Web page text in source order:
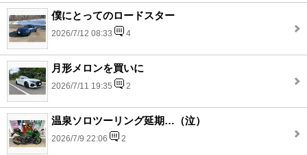
僕にとってのロードスター
2026/7/12 08:33 4
月形メロンを買いに
2026/7/11 19:35 2
温泉ソロツーリング延期…（泣）
2026/7/9 22:06 2